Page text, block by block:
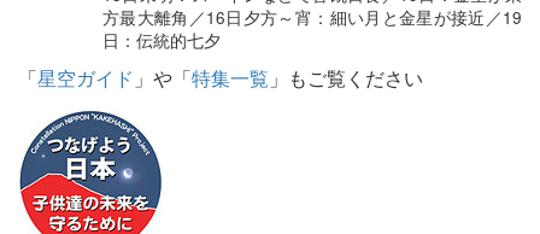
方最大離角／16日夕方～宵：細い月と金星が接近／19
日：伝統的七夕
「星空ガイド 」や「特集一覧 」もご覧ください